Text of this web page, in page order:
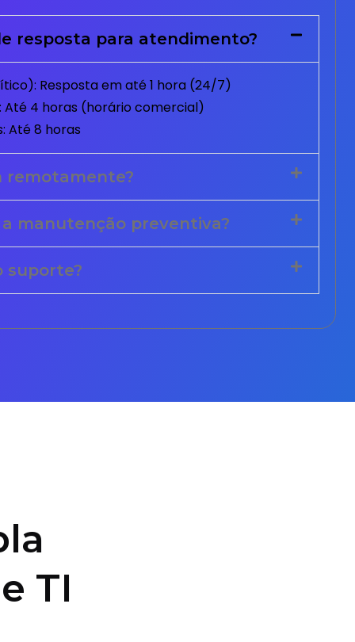
resposta para atendimento?
Resposta em até 1 hora (24/7)
Até 4 horas (horário comercial)
Até 8 horas
remotamente?
manutenção preventiva?
suporte?
TI